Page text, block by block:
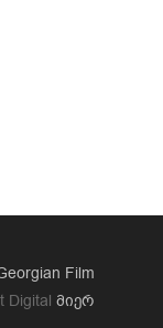
Film
Digital მიერ